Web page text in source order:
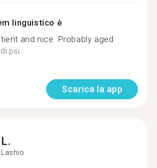
linguistico è
and nice. Probably aged
più
Scarica la app
L.
Lashio